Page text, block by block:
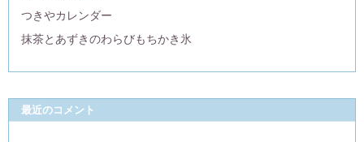
つきやカレンダー
抹茶とあずきのわらびもちかき氷
最近のコメント